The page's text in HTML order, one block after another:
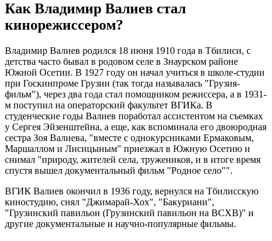
Как Владимир Валиев стал
кинорежиссером?
Владимир Валиев родился 18 июня 1910 года в Тбилиси, с
детства часто бывал в родовом селе в Знаурском районе
Южной Осетии. В 1927 году он начал учиться в школе-студии
при Госкинпроме Грузии (так тогда называлась "Грузия-
фильм"), через два года стал помощником режиссера, а в 1931-
м поступил на операторский факультет ВГИКа. В
студенческие годы Валиев поработал ассистентом на съемках
у Сергея Эйзенштейна, а еще, как вспоминала его двоюродная
сестра Зоя Валиева, "вместе с однокурсниками Ермаковым,
Маршаллом и Лисицыным" приезжал в Южную Осетию и
снимал "природу, жителей села, тружеников, и в итоге время
спустя вышел документальный фильм "Родное село"".
ВГИК Валиев окончил в 1936 году, вернулся на Тбилисскую
киностудию, снял "Джимарай-Хох", "Бакуриани",
"Грузинский павильон (Грузинский павильон на ВСХВ)" и
другие документальные и научно-популярные фильмы.